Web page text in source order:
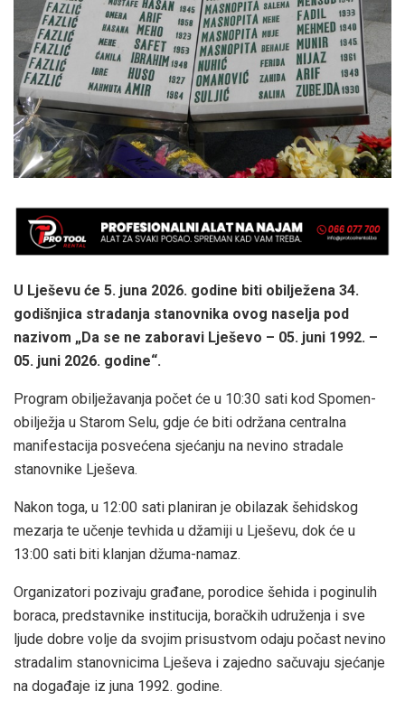
U Lješevu će 5. juna 2026. godine biti obilježena 34.
godišnjica stradanja stanovnika ovog naselja pod
nazivom „Da se ne zaboravi Lješevo – 05. juni 1992. –
05. juni 2026. godine“.
Program obilježavanja počet će u 10:30 sati kod Spomen-
obilježja u Starom Selu, gdje će biti održana centralna
manifestacija posvećena sjećanju na nevino stradale
stanovnike Lješeva.
Nakon toga, u 12:00 sati planiran je obilazak šehidskog
mezarja te učenje tevhida u džamiji u Lješevu, dok će u
13:00 sati biti klanjan džuma-namaz.
Organizatori pozivaju građane, porodice šehida i poginulih
boraca, predstavnike institucija, boračkih udruženja i sve
ljude dobre volje da svojim prisustvom odaju počast nevino
stradalim stanovnicima Lješeva i zajedno sačuvaju sjećanje
na događaje iz juna 1992. godine.